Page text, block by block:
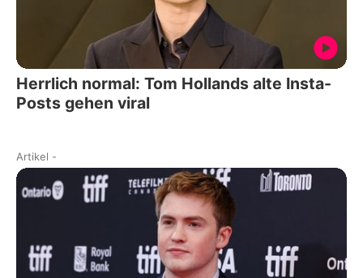
Herrlich normal: Tom Hollands alte Insta-
Posts gehen viral
Artikel -